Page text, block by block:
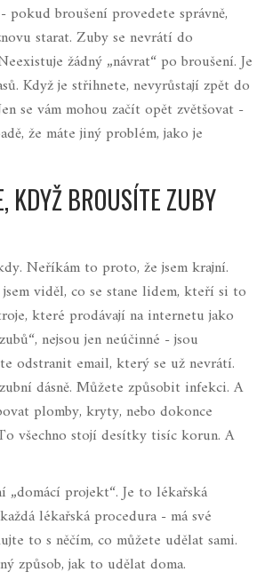
pokud broušení provedete správně,
starat. Zuby se nevrátí do
žádný „návrat“ po broušení. Je
Když je střihnete, nevyrůstají zpět do
se vám mohou začít opět zvětšovat -
že máte jiný problém, jako je
KDYŽ BROUSÍTE ZUBY
Neříkám to proto, že jsem krajní.
viděl, co se stane lidem, kteří si to
které prodávají na internetu jako
nejsou jen neúčinné - jsou
odstranit email, který se už nevrátí.
dásně. Můžete způsobit infekci. A
plomby, kryty, nebo dokonce
všechno stojí desítky tisíc korun. A
„domácí projekt“. Je to lékařská
lékařská procedura - má své
to s něčím, co můžete udělat sami.
způsob, jak to udělat doma.